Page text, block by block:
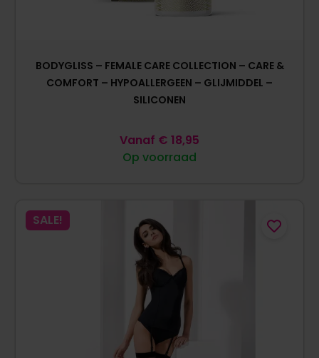
BODYGLISS – FEMALE CARE COLLECTION – CARE &
COMFORT – HYPOALLERGEEN – GLIJMIDDEL –
SILICONEN
Op voorraad
Vanaf € 18,95
SALE!